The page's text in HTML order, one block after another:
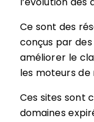
Ce sont des
conçus par
améliorer le
les moteurs
Ces sites sont
domaines